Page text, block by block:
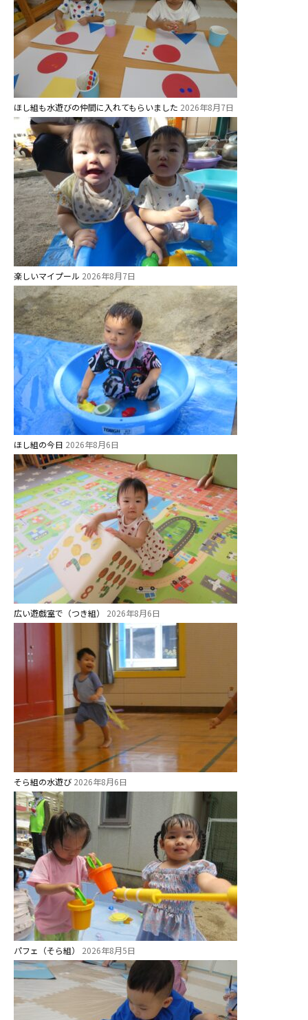
ほし組も水遊びの仲間に入れてもらいました 2026年8月7日
楽しいマイプール 2026年8月7日
ほし組の今日 2026年8月6日
広い遊戯室で（つき組） 2026年8月6日
そら組の水遊び 2026年8月6日
パフェ（そら組） 2026年8月5日